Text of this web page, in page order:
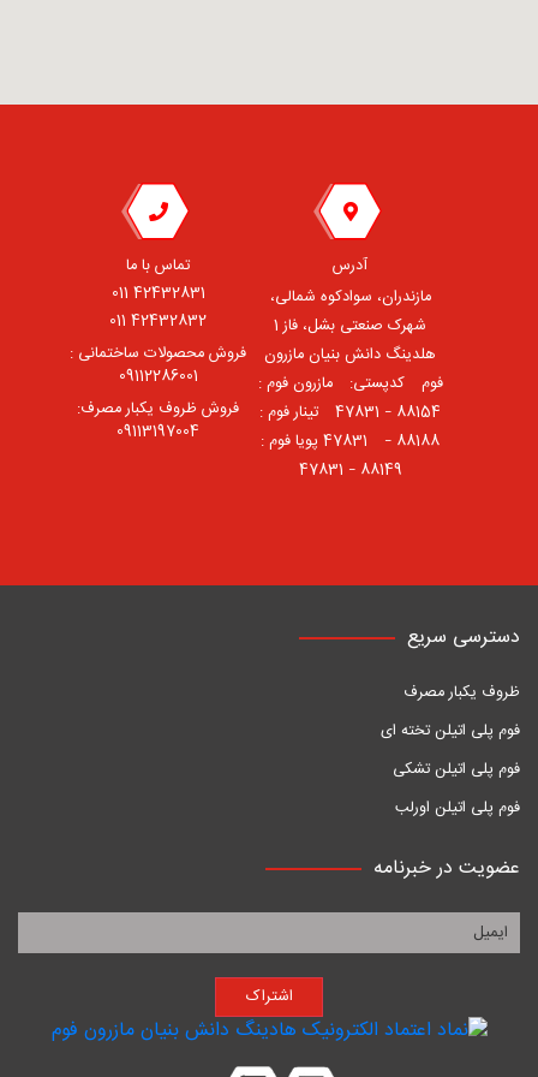
آدرس
مازندران، سوادکوه شمالی،
شهرک صنعتی بشل، فاز 1
هلدینگ دانش بنیان مازرون
فوم ⠀کدپستی: ⠀مازرون فوم :
88154 – 47831 ⠀تینار فوم :
88188 – 47831⠀ پویا فوم :
88149 – 47831
تماس با ما
42432831 011
42432832 011
فروش محصولات ساختمانی :
09112286001
فروش ظروف یکبار مصرف:
09113197004
دسترسی سریع
ظروف یکبار مصرف
فوم پلی اتیلن تخته ای
فوم پلی اتیلن تشکی
فوم پلی اتیلن اورلب
عضویت در خبرنامه
اشتراک